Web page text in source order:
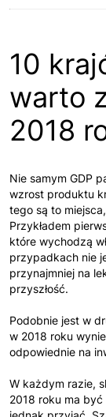
10
warto
2018
Nie samym GDP
wzrost produktu
tego są to
Przykładem
które wychodzą
przypadkach nie
przynajmniej na
przyszłość.
Podobnie jest w
w 2018 roku
odpowiednie na
W każdym razie,
2018 roku ma